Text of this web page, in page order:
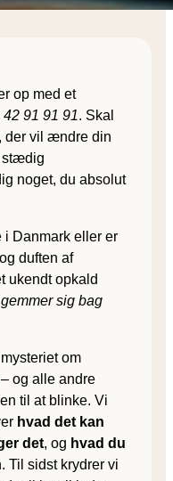
op med et
42 91 91 91. Skal
der vil ændre din
stædig
noget, du absolut
i Danmark eller er
duften af
ukendt opkald
sig bag
om
– og alle andre
til at blinke. Vi
hvad det kan
det, og hvad du
Til sidst krydrer vi